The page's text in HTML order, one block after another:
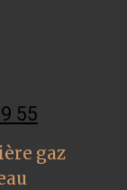
55
gaz